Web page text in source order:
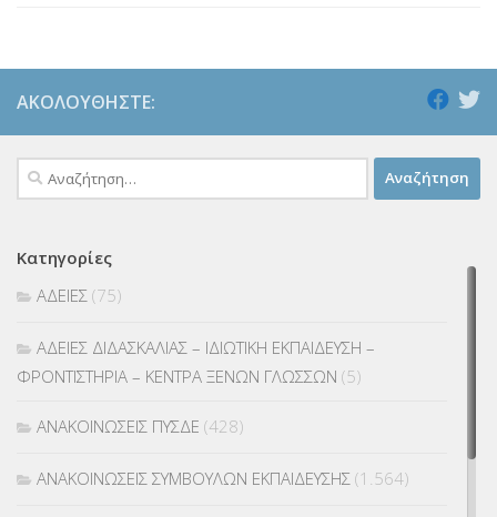
ΑΚΟΛΟΥΘΉΣΤΕ:
Αναζήτηση
για:
Κατηγορίες
ΑΔΕΙΕΣ (75)
ΑΔΕΙΕΣ ΔΙΔΑΣΚΑΛΙΑΣ – ΙΔΙΩΤΙΚΗ ΕΚΠΑΙΔΕΥΣΗ –
ΦΡΟΝΤΙΣΤΗΡΙΑ – ΚΕΝΤΡΑ ΞΕΝΩΝ ΓΛΩΣΣΩΝ (5)
ΑΝΑΚΟΙΝΩΣΕΙΣ ΠΥΣΔΕ (428)
ΑΝΑΚΟΙΝΩΣΕΙΣ ΣΥΜΒΟΥΛΩΝ ΕΚΠΑΙΔΕΥΣΗΣ (1.564)